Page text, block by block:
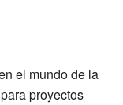
el mundo de la
proyectos